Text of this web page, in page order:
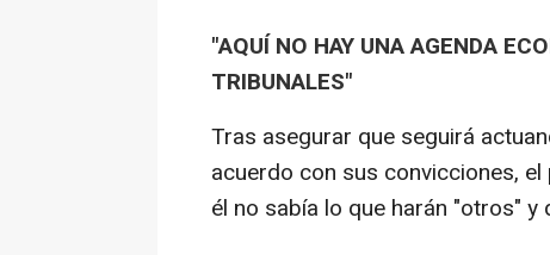
"AQUÍ NO HAY UNA AGENDA
TRIBUNALES"
Tras asegurar que seguirá
acuerdo con sus convicciones,
él no sabía lo que harán "otros"